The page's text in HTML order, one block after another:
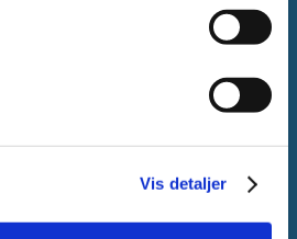
Vis detaljer